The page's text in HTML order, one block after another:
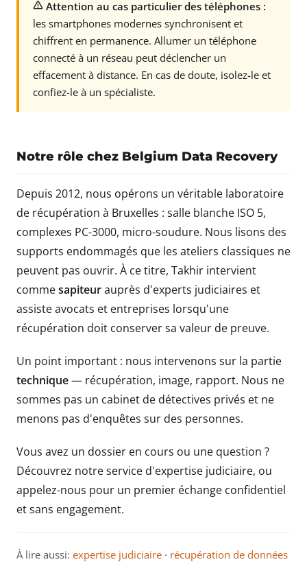
Attention au cas particulier des téléphones :
les smartphones modernes synchronisent et
chiffrent en permanence. Allumer un téléphone
connecté à un réseau peut déclencher un
effacement à distance. En cas de doute, isolez-le et
confiez-le à un spécialiste.
Notre rôle chez Belgium Data Recovery
Depuis 2012, nous opérons un véritable laboratoire
de récupération à Bruxelles : salle blanche ISO 5,
complexes PC-3000, micro-soudure. Nous lisons des
supports endommagés que les ateliers classiques ne
peuvent pas ouvrir. À ce titre, Takhir intervient
commesapiteurauprès d'experts judiciaires et
assiste avocats et entreprises lorsqu'une
récupération doit conserver sa valeur de preuve.
Un point important : nous intervenons sur la partie
technique— récupération, image, rapport. Nous ne
sommes pas un cabinet de détectives privés et ne
menons pas d'enquêtes sur des personnes.
Vous avez un dossier en cours ou une question ?
Découvrez notre service d'expertise judiciaire, ou
appelez-nous pour un premier échange confidentiel
et sans engagement.
À lire aussi: expertise judiciaire · récupération de données